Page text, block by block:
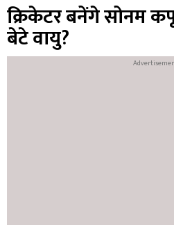
क्रिकेटर बनेंगे सोनम
बेटे वायु?